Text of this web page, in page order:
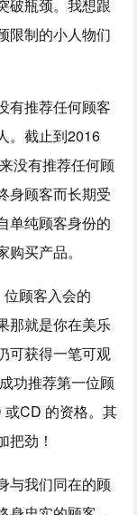
破瓶颈。我想跟
限制的小人物们
有推荐任何顾客
。截止到2016
没有推荐任何顾
身顾客而长期受
单纯顾客身份的
买产品。
顾客入会的
那就是你在美乐
可获得一笔可观
功推荐第一位顾
CD 的资格。其
把劲！
与我们同在的顾